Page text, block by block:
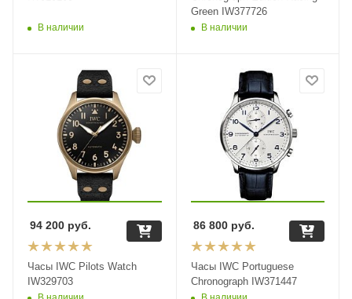
В наличии
Green IW377726
В наличии
Часы IWC Pilots Watch
IW329703
94 200 руб.
Часы IWC Portuguese
Chronograph IW371447
86 800руб.